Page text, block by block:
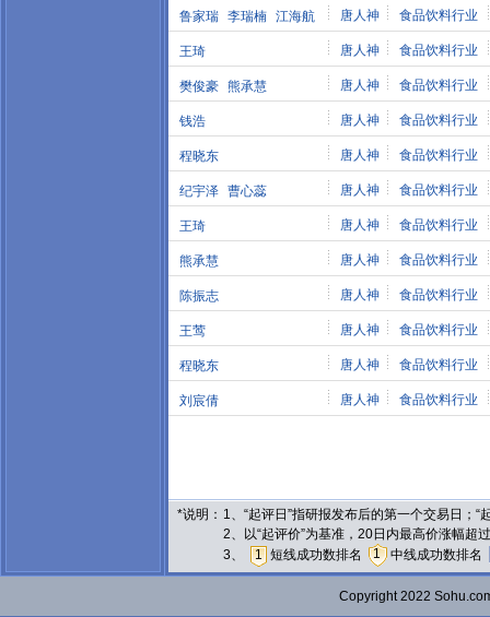
鲁家瑞 李瑞楠 江海航 唐人神 食品饮料行业
王琦 唐人神 食品饮料行业
樊俊豪 熊承慧 唐人神 食品饮料行业
钱浩 唐人神 食品饮料行业
程晓东 唐人神 食品饮料行业
纪宇泽 曹心蕊 唐人神 食品饮料行业
王琦 唐人神 食品饮料行业
熊承慧 唐人神 食品饮料行业
陈振志 唐人神 食品饮料行业
王莺 唐人神 食品饮料行业
程晓东 唐人神 食品饮料行业
刘宸倩 唐人神 食品饮料行业
*说明： 1、“起评日”指研报发布后的第一个交易日；
2、以“起评价”为基准，20日内最高价涨幅
3、
1 短线成功数排名 1 中线成功数排名
Copyright 2022